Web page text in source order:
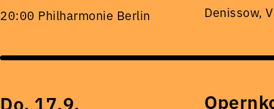
20:00 Philharmonie Berlin Denissow,
Do. 17.9.